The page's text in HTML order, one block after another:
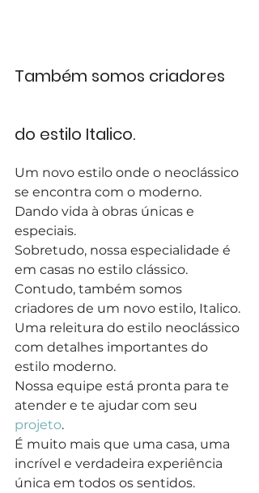
Também somos criadores
do estilo Italico.
Um novo estilo onde o neoclássico
se encontra com o moderno.
Dando vida à obras únicas e
especiais.
Sobretudo, nossa especialidade é
em casas no estilo clássico.
Contudo, também somos
criadores de um novo estilo, Italico.
Uma releitura do estilo neoclássico
com detalhes importantes do
estilo moderno.
Nossa equipe está pronta para te
atender e te ajudar com seu
projeto.
É muito mais que uma casa, uma
incrível e verdadeira experiência
única em todos os sentidos.